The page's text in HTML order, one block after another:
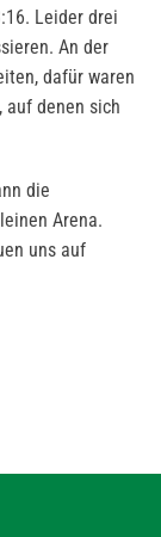
Leider drei
An der
dafür waren
auf denen sich
die
Arena.
uns auf